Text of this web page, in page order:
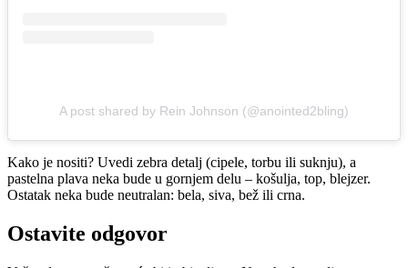
A post shared by Rein Johnson (@anointed2bling)
Kako je nositi? Uvedi zebra detalj (cipele, torbu ili suknju), a
pastelna plava neka bude u gornjem delu – košulja, top, blejzer.
Ostatak neka bude neutralan: bela, siva, bež ili crna.
Ostavite odgovor